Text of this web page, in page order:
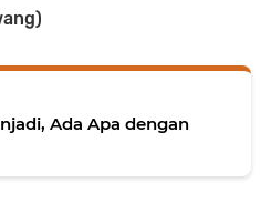
Ada Apa dengan